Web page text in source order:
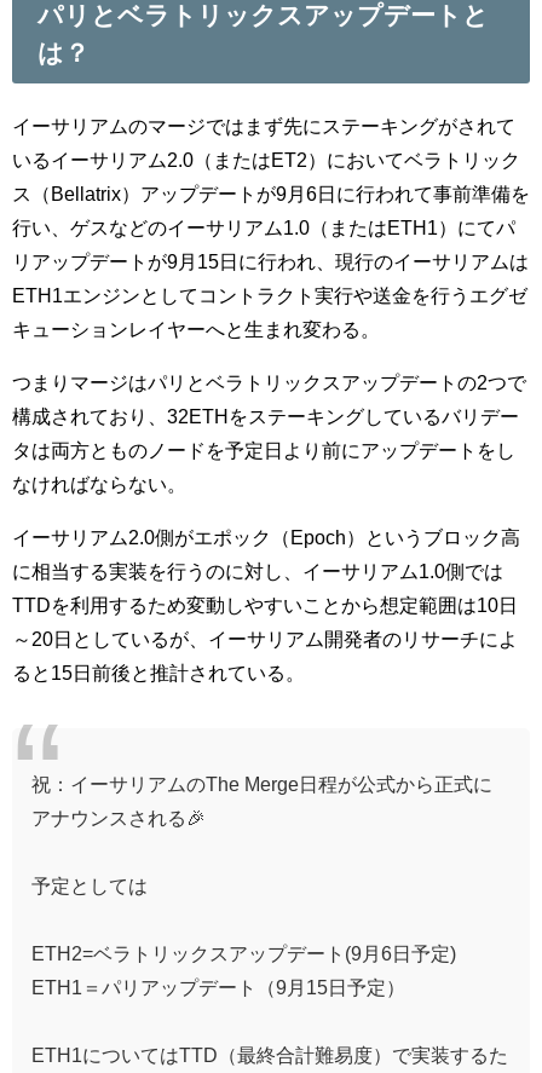
パリとベラトリックスアップデートと
は？
イーサリアムのマージではまず先にステーキングがされて
いるイーサリアム2.0（またはET2）においてベラトリック
ス（Bellatrix）アップデートが9月6日に行われて事前準備を
行い、ゲスなどのイーサリアム1.0（またはETH1）にてパ
リアップデートが9月15日に行われ、現行のイーサリアムは
ETH1エンジンとしてコントラクト実行や送金を行うエグゼ
キューションレイヤーへと生まれ変わる。
つまりマージはパリとベラトリックスアップデートの2つで
構成されており、32ETHをステーキングしているバリデー
タは両方とものノードを予定日より前にアップデートをし
なければならない。
イーサリアム2.0側がエポック（Epoch）というブロック高
に相当する実装を行うのに対し、イーサリアム1.0側では
TTDを利用するため変動しやすいことから想定範囲は10日
～20日としているが、イーサリアム開発者のリサーチによ
ると15日前後と推計されている。
祝：イーサリアムのThe Merge日程が公式から正式に
アナウンスされる🎉
予定としては
ETH2=ベラトリックスアップデート(9月6日予定)
ETH1＝パリアップデート（9月15日予定）
ETH1についてはTTD（最終合計難易度）で実装するた